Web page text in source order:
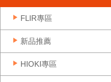
FLIR專區
新品推薦
HIOKI專區